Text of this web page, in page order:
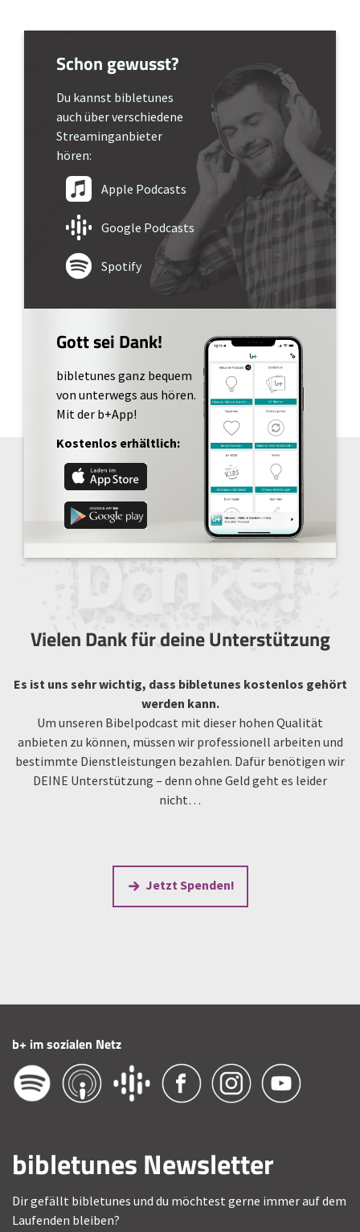
Schon gewusst?
Du kannst bibletunes
auch über verschiedene
Streaminganbieter
hören:
Apple Podcasts
Google Podcasts
Spotify
Gott sei Dank!
bibletunes ganz bequem
von unterwegs aus hören.
Mit der b+App!
Kostenlos erhältlich:
Vielen Dank für deine Unterstützung
Es ist uns sehr wichtig, dass bibletunes kostenlos gehört
werden kann.
Um unseren Bibelpodcast mit dieser hohen Qualität
anbieten zu können, müssen wir professionell arbeiten und
bestimmte Dienstleistungen bezahlen. Dafür benötigen wir
DEINE Unterstützung – denn ohne Geld geht es leider
nicht…
Jetzt Spenden!
b+ im sozialen Netz
bibletunes Newsletter
Dir gefällt bibletunes und du möchtest gerne immer auf dem
Laufenden bleiben?